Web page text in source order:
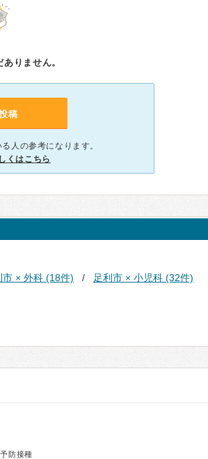
りません。
稿
人の参考になります。
くはこちら
市 × 外科 (18件) 足利市 × 小児科 (32件)
防接種